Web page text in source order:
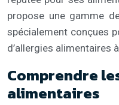
propose une gamme
spécialement conçues
d’allergies alimentaires
Comprendre
alimentaires